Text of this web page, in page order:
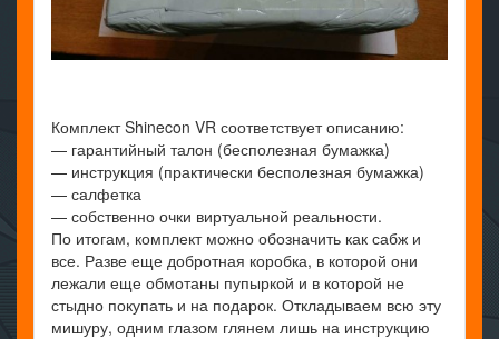
Комплект Shinecon VR соответствует описанию:
— гарантийный талон (бесполезная бумажка)
— инструкция (практически бесполезная бумажка)
— салфетка
— собственно очки виртуальной реальности.
По итогам, комплект можно обозначить как сабж и
все. Разве еще добротная коробка, в которой они
лежали еще обмотаны пупыркой и в которой не
стыдно покупать и на подарок. Откладываем всю эту
мишуру, одним глазом глянем лишь на инструкцию